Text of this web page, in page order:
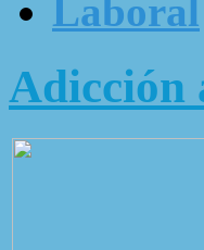
Laboral
Adicción